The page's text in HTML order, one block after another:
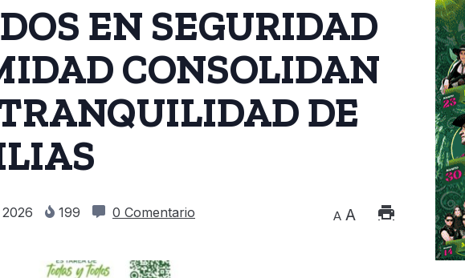
EN SEGURIDAD
CONSOLIDAN
DE
199 0 Comentario A A